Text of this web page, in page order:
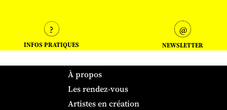
INFOS PRATIQUES NEWSLETTER
À propos
Les rendez-vous
Artistes en création